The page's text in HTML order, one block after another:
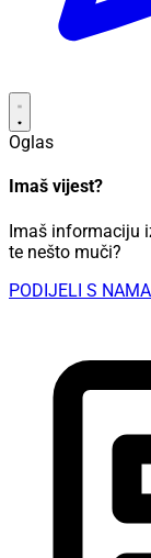
Oglas
Imaš vijest?
Imaš informaciju
te nešto muči?
PODIJELI S